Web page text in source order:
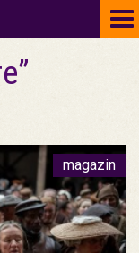
magazin